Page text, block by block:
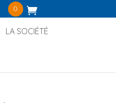
0
LA SOCIÉTÉ